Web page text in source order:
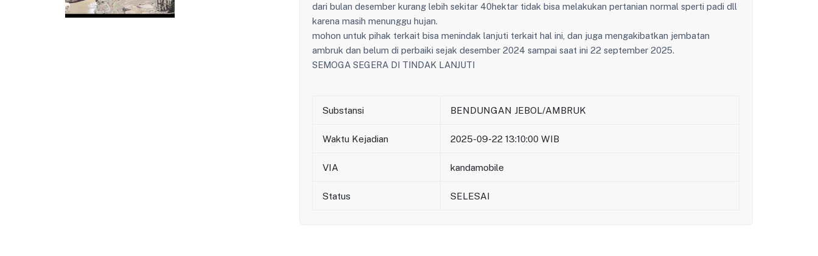
dari bulan desember kurang lebih sekitar 40hektar tidak bisa melakukan pertanian normal sperti padi dll
karena masih menunggu hujan.
mohon untuk pihak terkait bisa menindak lanjuti terkait hal ini, dan juga mengakibatkan jembatan
ambruk dan belum di perbaiki sejak desember 2024 sampai saat ini 22 september 2025.
SEMOGA SEGERA DI TINDAK LANJUTI
Substansi BENDUNGAN JEBOL/AMBRUK
Waktu Kejadian 2025-09-22 13:10:00 WIB
VIA kandamobile
Status SELESAI